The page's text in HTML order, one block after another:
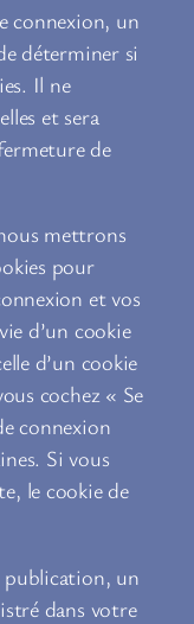
connexion, un
déterminer si
Il ne
et sera
de
mettrons
pour
et vos
d’un cookie
d’un cookie
cochez « Se
connexion
Si vous
le cookie de
un
dans votre